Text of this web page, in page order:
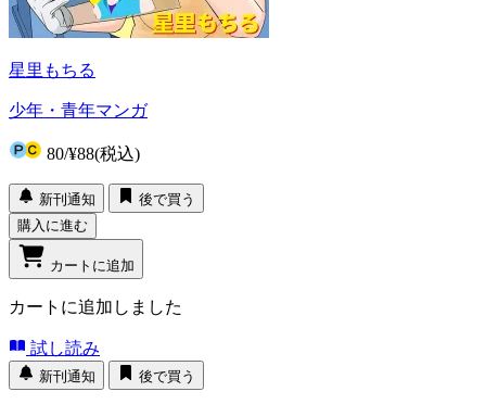
星里もちる
少年・青年マンガ
80/¥88(税込)
新刊通知
後で買う
購入に進む
カートに追加
カートに追加しました
試し読み
新刊通知 後で買う